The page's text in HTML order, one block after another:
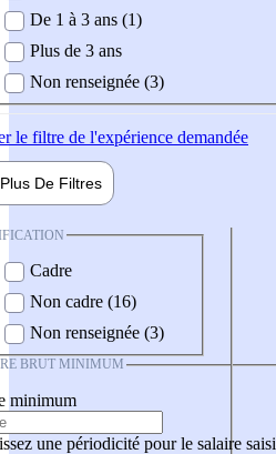
De 1 à 3 ans (1)
Plus de 3 ans
Non renseignée (3)
le filtre de l'expérience demandée
Plus De Filtres
Cadre
Non cadre (16)
Non renseignée (3)
BRUT MINIMUM
minimum
une périodicité pour le salaire saisi